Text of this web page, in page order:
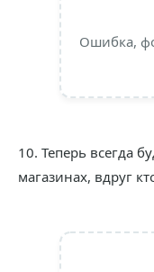
Ошибка,
10. Теперь всегда
магазинах, вдруг